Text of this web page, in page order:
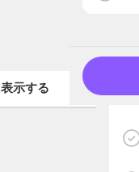
示する